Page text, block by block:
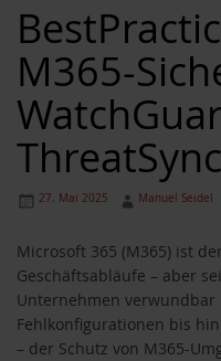
M365-
27. Mai 2025 Manuel Seidel
Microsoft 365 (M365) ist
Geschäftsabläufe – aber
Unternehmen verwundbar
Fehlkonfigurationen bis
– der Schutz von M365-